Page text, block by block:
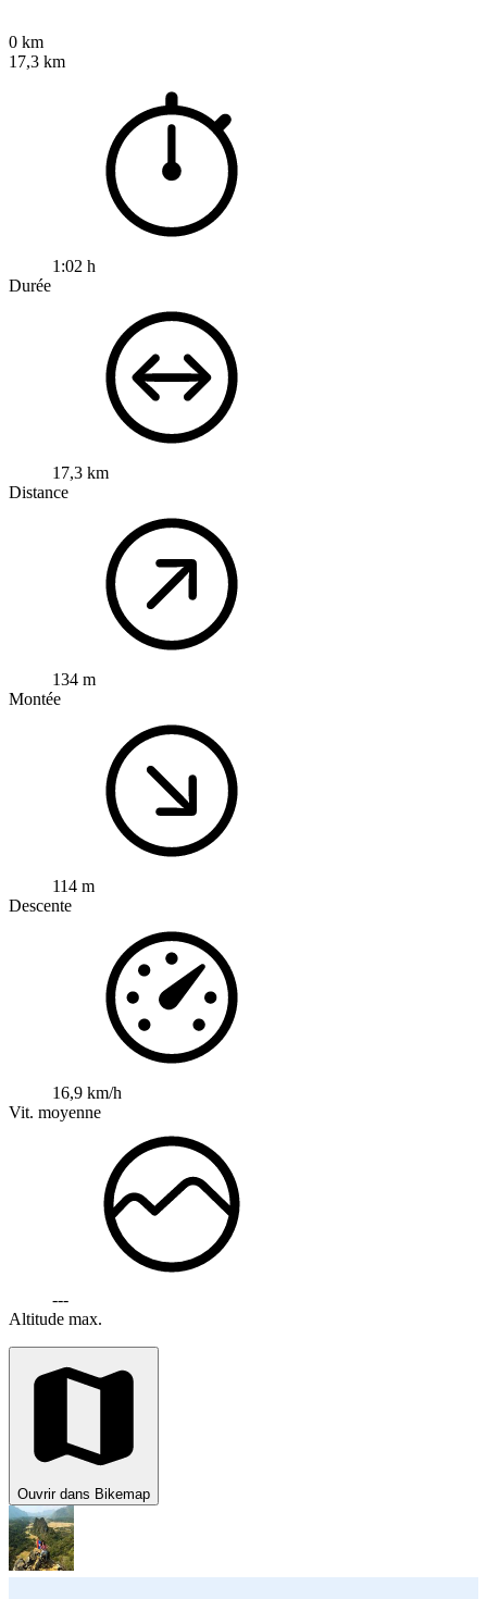
0 km
17,3 km
1:02 h
Durée
17,3 km
Distance
134 m
Montée
114 m
Descente
16,9 km/h
Vit. moyenne
---
Altitude max.
Ouvrir dans Bikemap